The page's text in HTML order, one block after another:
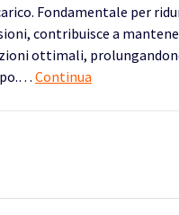
Fondamentale per
contribuisce a
ottimali,
Continua